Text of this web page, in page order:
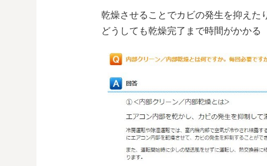
乾燥させることでカビの発生を抑えた
どうしても乾燥完了まで時間がかか